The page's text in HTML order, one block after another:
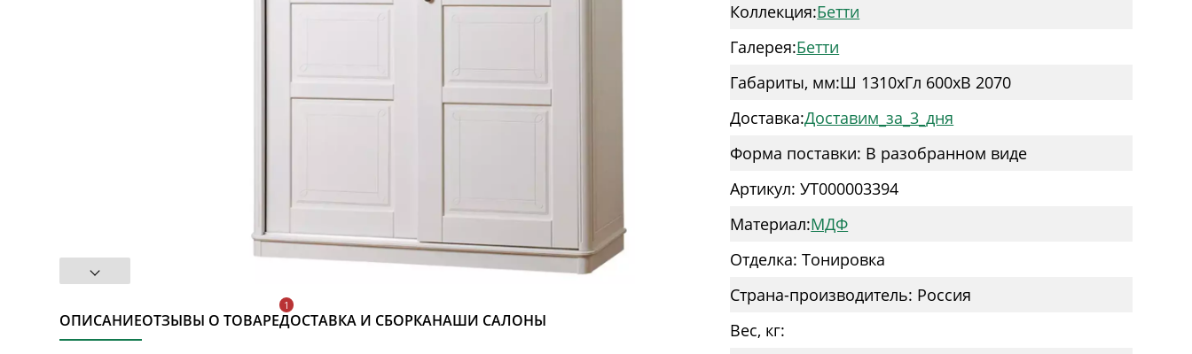
ОПИСАНИЕОТЗЫВЫ О ТОВАРЕДОСТАВКА И СБОРКАНАШИ САЛОНЫ
Коллекция:Бетти
Галерея:Бетти
Габариты, мм:Ш 1310xГл 600xВ 2070
Доставка:Доставим_за_3_дня
Форма поставки: В разобранном виде
Артикул: УТ000003394
Материал:МДФ
Отделка: Тонировка
Страна-производитель: Россия
Вес, кг: